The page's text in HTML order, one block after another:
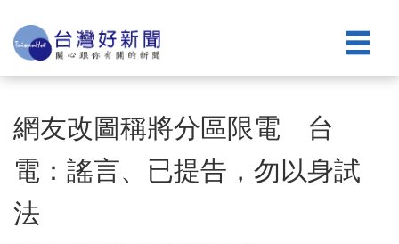
網友改圖稱將分區限電 台
電：謠言、已提告，勿以身試
法